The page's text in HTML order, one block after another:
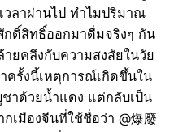
ลาผ่านไป ทำไมปริมาณ
กดิ์สิทธิ์ออกมาดื่มจริงๆ กัน
ยคลึงกับความสงสัยในวัย
ครั้งนี้เหตุการณ์เกิดขึ้นใน
าด้วยน้ำแดง แต่กลับเป็น
มืองจีนที่ใช้ชื่อว่า @爆廢